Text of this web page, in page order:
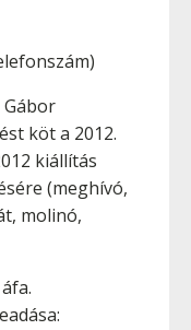
Gábor
köt a 2012.
kiállítás
(meghívó,
molinó,